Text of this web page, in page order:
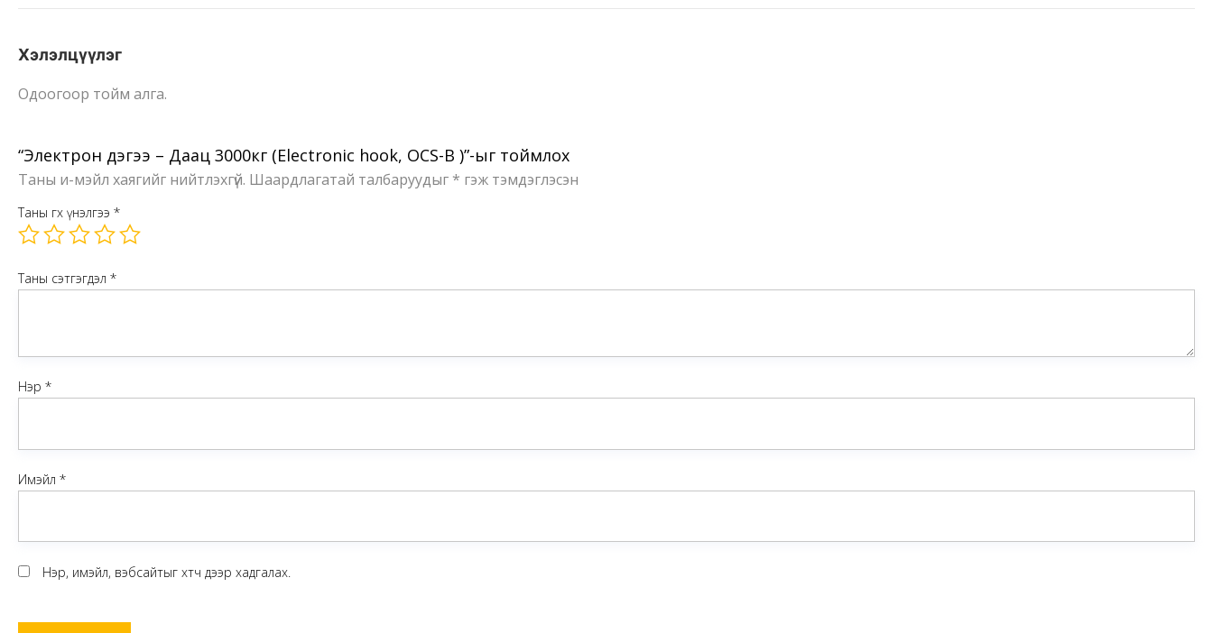
Хэлэлцүүлэг
Одоогоор тойм алга.
“Электрон дэгээ – Даац 3000кг (Electronic hook, OCS-B )”-ыг тоймлох
Таны и-мэйл хаягийг нийтлэхгүй. Шаардлагатай талбаруудыг * гэж тэмдэглэсэн
Таны өгөх үнэлгээ *
Таны сэтгэгдэл *
Нэр *
Имэйл *
Нэр, имэйл, вэбсайтыг хөтөч дээр хадгалах.